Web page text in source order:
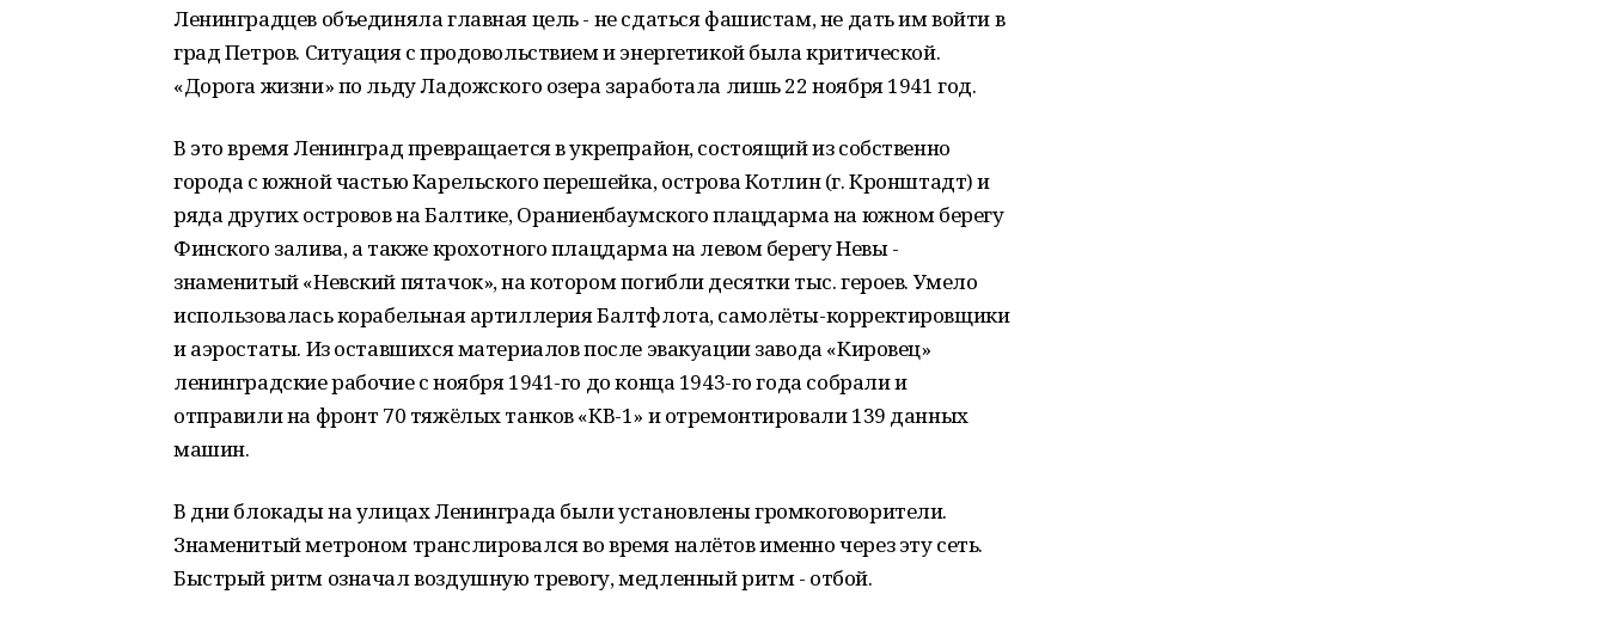
Ленинградцев объединяла главная цель - не сдаться фашистам, не дать им войти в
град Петров. Ситуация с продовольствием и энергетикой была критической.
«Дорога жизни» по льду Ладожского озера заработала лишь 22 ноября 1941 год.
В это время Ленинград превращается в укрепрайон, состоящий из собственно
города с южной частью Карельского перешейка, острова Котлин (г. Кронштадт) и
ряда других островов на Балтике, Ораниенбаумского плацдарма на южном берегу
Финского залива, а также крохотного плацдарма на левом берегу Невы -
знаменитый «Невский пятачок», на котором погибли десятки тыс. героев. Умело
использовалась корабельная артиллерия Балтфлота, самолёты-корректировщики
и аэростаты. Из оставшихся материалов после эвакуации завода «Кировец»
ленинградские рабочие с ноября 1941-го до конца 1943-го года собрали и
отправили на фронт 70 тяжёлых танков «КВ-1» и отремонтировали 139 данных
машин.
В дни блокады на улицах Ленинграда были установлены громкоговорители.
Знаменитый метроном транслировался во время налётов именно через эту сеть.
Быстрый ритм означал воздушную тревогу, медленный ритм - отбой.